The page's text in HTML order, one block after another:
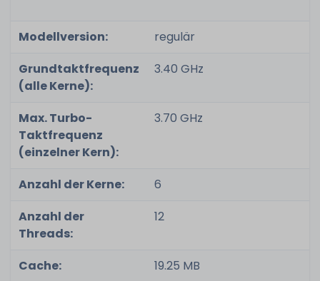
Modellversion:
regulär
Grundtaktfrequenz
(alle Kerne):
3.40 GHz
Max. Turbo-
Taktfrequenz
(einzelner Kern):
3.70 GHz
Anzahl der Kerne:
6
Anzahl der
Threads:
12
Cache:
19.25 MB